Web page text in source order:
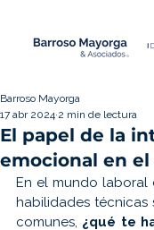
El papel de la
emocional en
Barroso Mayorga
17 abr 2024 2 min de lectura
En el mundo laboral
habilidades técnicas
comunes, ¿qué te